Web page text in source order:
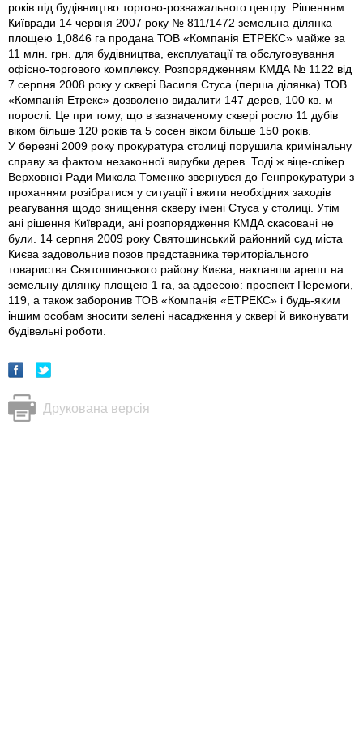
років під будівництво торгово-розважального центру. Рішенням
Київради 14 червня 2007 року № 811/1472 земельна ділянка
площею 1,0846 га продана ТОВ «Компанія ЕТРЕКС» майже за
11 млн. грн. для будівництва, експлуатації та обслуговування
офісно-торгового комплексу. Розпорядженням КМДА № 1122 від
7 серпня 2008 року у сквері Василя Стуса (перша ділянка) ТОВ
«Компанія Етрекс» дозволено видалити 147 дерев, 100 кв. м
порослі. Це при тому, що в зазначеному сквері росло 11 дубів
віком більше 120 років та 5 сосен віком більше 150 років.
У березні 2009 року прокуратура столиці порушила кримінальну
справу за фактом незаконної вирубки дерев. Тоді ж віце-спікер
Верховної Ради Микола Томенко звернувся до Генпрокуратури з
проханням розібратися у ситуації і вжити необхідних заходів
реагування щодо знищення скверу імені Стуса у столиці. Утім
ані рішення Київради, ані розпорядження КМДА скасовані не
були. 14 серпня 2009 року Святошинський районний суд міста
Києва задовольнив позов представника територіального
товариства Святошинського району Києва, наклавши арешт на
земельну ділянку площею 1 га, за адресою: проспект Перемоги,
119, а також заборонив ТОВ «Компанія «ЕТРЕКС» і будь-яким
іншим особам зносити зелені насадження у сквері й виконувати
будівельні роботи.
Друкована версія